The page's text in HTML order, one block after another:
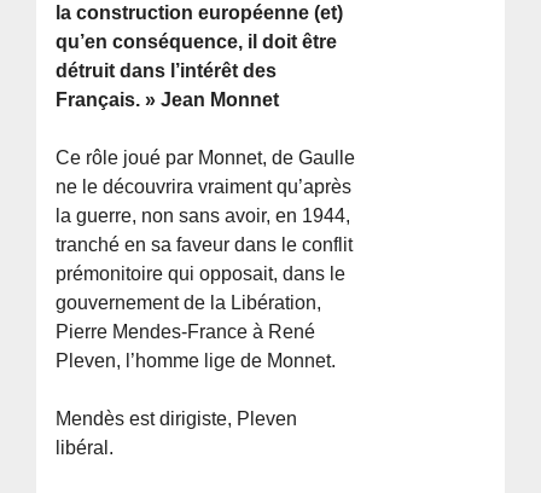
la construction européenne (et)
qu’en conséquence, il doit être
détruit dans l’intérêt des
Français. » Jean Monnet
Ce rôle joué par Monnet, de Gaulle
ne le découvrira vraiment qu’après
la guerre, non sans avoir, en 1944,
tranché en sa faveur dans le conflit
prémonitoire qui opposait, dans le
gouvernement de la Libération,
Pierre Mendes-France à René
Pleven, l’homme lige de Monnet.
Mendès est dirigiste, Pleven
libéral.